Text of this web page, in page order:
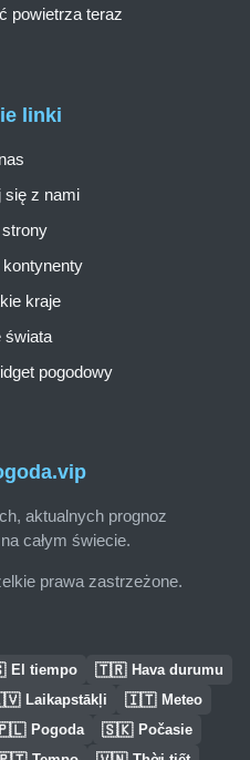
aktualnych prognoz
całym świecie.
prawa zastrzeżone.
linki
się z nami
kraje
świata
pogodowy
powietrza teraz
El tiempo 🇹🇷 Hava durumu
Laikapstākļi 🇮🇹 Meteo
Pogoda 🇸🇰 Počasie